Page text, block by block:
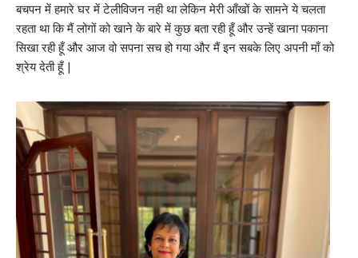
बचपन में हमारे घर में टेलीविजन नही था लेकिन मेरी आँखों के सामने ये चलता
रहता था कि मैं लोगों को खाने के बारे में कुछ बता रही हूँ और उन्हें खाना पकाना
सिखा रही हूँ और आज वो सपना सच हो गया और मैं इन सबके लिए अपनी माँ को
श्रेय देती हूँ |